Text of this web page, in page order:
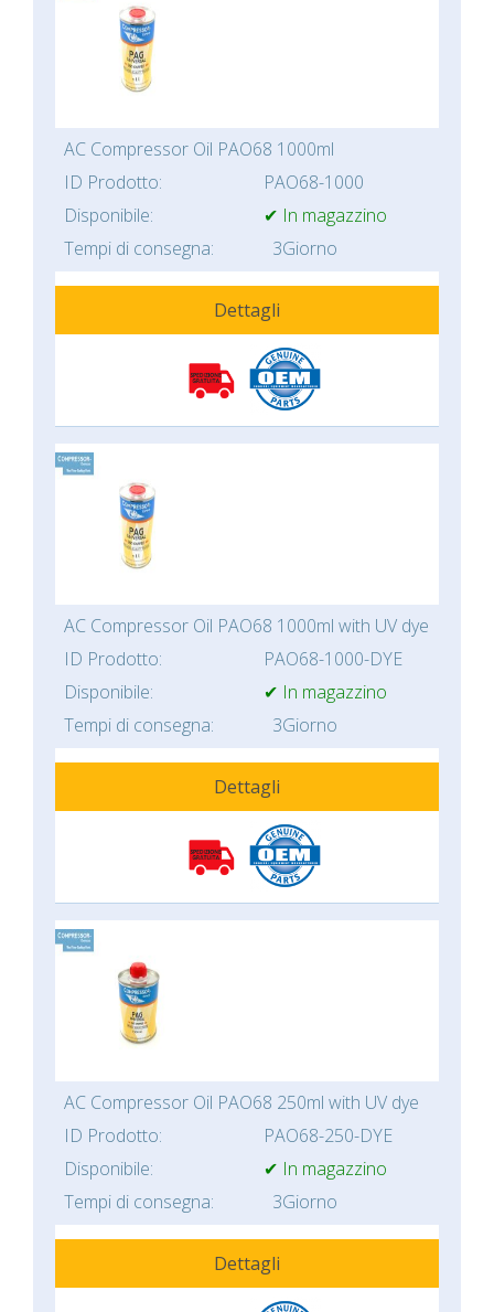
AC Compressor Oil PAO68 1000ml
ID Prodotto:
PAO68-1000
Disponibile:
✔ In magazzino
Tempi di consegna:
3Giorno
Dettagli
AC Compressor Oil PAO68 1000ml with UV dye
ID Prodotto:
PAO68-1000-DYE
Disponibile:
✔ In magazzino
Tempi di consegna:
3Giorno
Dettagli
AC Compressor Oil PAO68 250ml with UV dye
ID Prodotto:
PAO68-250-DYE
Disponibile:
✔ In magazzino
Tempi di consegna:
3Giorno
Dettagli